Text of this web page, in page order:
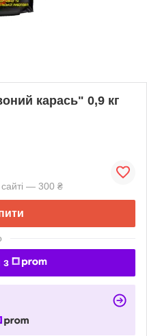
карась" 0,9 кг
— 300 ₴
з